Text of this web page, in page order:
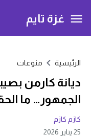
غزة تايم
الرئيسية منوعات
ديانة كارمن
الجمهور… ما
كازم كازم
25 يناير 2026